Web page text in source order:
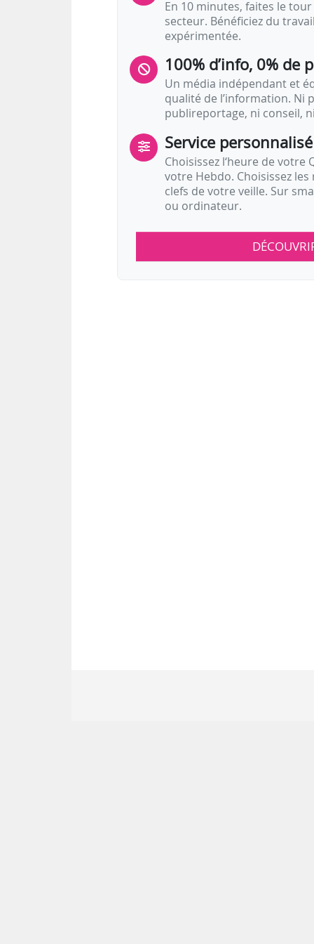
En 10 minutes, faites le tour
secteur. Bénéficiez du
expérimentée.
100% d’info, 0% de
Un média indépendant et
qualité de l’information. Ni
publireportage, ni conseil,
Service personnalisé
Choisissez l‘heure de votre
votre Hebdo. Choisissez
clefs de votre veille. Sur
ou ordinateur.